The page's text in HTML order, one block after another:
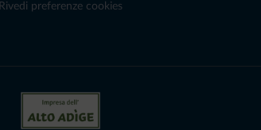
Rivedi preferenze cookies